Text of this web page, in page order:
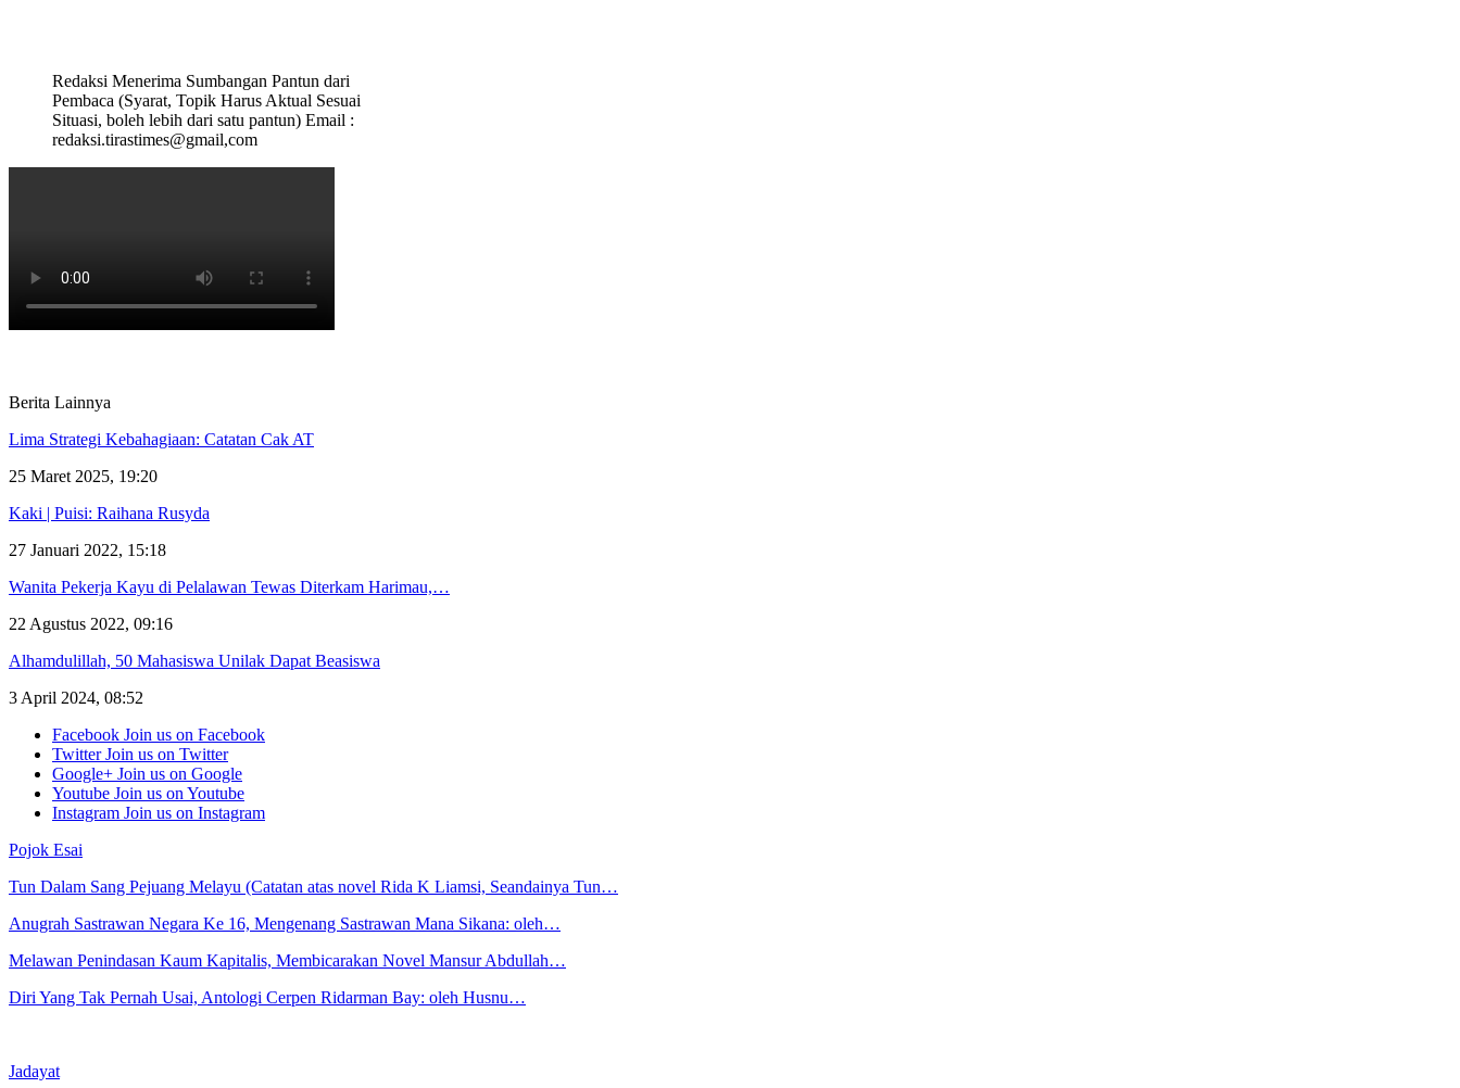
Redaksi Menerima Sumbangan Pantun dari
Pembaca (Syarat, Topik Harus Aktual Sesuai
Situasi, boleh lebih dari satu pantun) Email :
redaksi.tirastimes@gmail,com
Berita Lainnya
Lima Strategi Kebahagiaan: Catatan Cak AT
25 Maret 2025, 19:20
Kaki | Puisi: Raihana Rusyda
27 Januari 2022, 15:18
Wanita Pekerja Kayu di Pelalawan Tewas Diterkam Harimau,…
22 Agustus 2022, 09:16
Alhamdulillah, 50 Mahasiswa Unilak Dapat Beasiswa
3 April 2024, 08:52
Facebook Join us on Facebook
Twitter Join us on Twitter
Google+ Join us on Google
Youtube Join us on Youtube
Instagram Join us on Instagram
Pojok Esai
Tun Dalam Sang Pejuang Melayu (Catatan atas novel Rida K Liamsi, Seandainya Tun…
Anugrah Sastrawan Negara Ke 16, Mengenang Sastrawan Mana Sikana: oleh…
Melawan Penindasan Kaum Kapitalis, Membicarakan Novel Mansur Abdullah…
Diri Yang Tak Pernah Usai, Antologi Cerpen Ridarman Bay: oleh Husnu…
Jadayat